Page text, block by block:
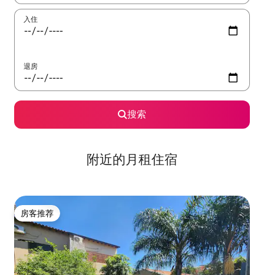
入住
退房
搜索
附近的月租住宿
房客推荐
房客推荐